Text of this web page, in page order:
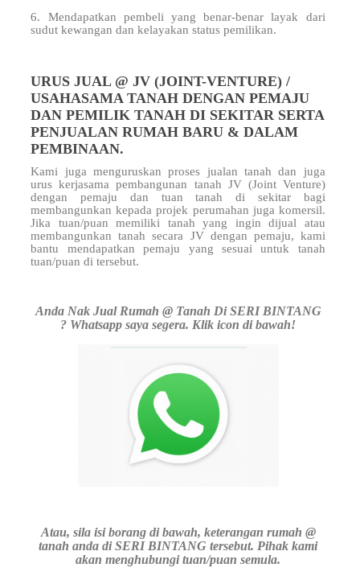
6. Mendapatkan pembeli yang benar-benar layak dari
sudut kewangan dan kelayakan status pemilikan.
URUS JUAL @ JV (JOINT-VENTURE) /
USAHASAMA TANAH DENGAN PEMAJU
DAN PEMILIK TANAH DI SEKITAR SERTA
PENJUALAN RUMAH BARU & DALAM
PEMBINAAN.
Kami juga menguruskan proses jualan tanah dan juga
urus kerjasama pembangunan tanah JV (Joint Venture)
dengan pemaju dan tuan tanah di sekitar bagi
membangunkan kepada projek perumahan juga komersil.
Jika tuan/puan memiliki tanah yang ingin dijual atau
membangunkan tanah secara JV dengan pemaju, kami
bantu mendapatkan pemaju yang sesuai untuk tanah
tuan/puan ditersebut.
Anda Nak Jual Rumah @ Tanah Di SERI BINTANG
? Whatsapp saya segera. Klik icon di bawah!
Atau, sila isi borang di bawah, keterangan rumah @
tanah anda di SERI BINTANG tersebut. Pihak kami
akan menghubungi tuan/puan semula.